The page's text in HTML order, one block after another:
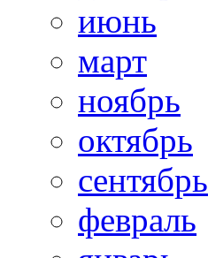
июнь
март
ноябрь
октябрь
сентябрь
февраль